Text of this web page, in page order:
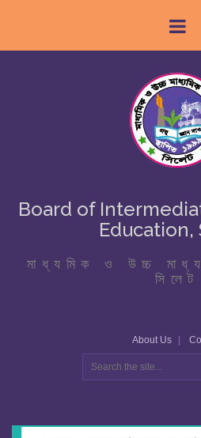
Board of
Education,
মাধ্যমিক ও উচ্চ
সিলেট
About Us